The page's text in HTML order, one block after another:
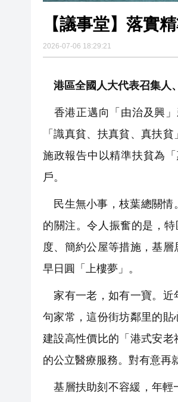
【議事堂】落實
2026-07-06 18:29:21
港區全國人大代表召集人
香港正邁向「由治及興」
「識真貧、扶真貧、真扶
施政報告中以精準扶貧為
戶。
民生無小事，枝葉總關情
的關注。令人振奮的是，
度、簡約公屋等措施，基
早日圓「上樓夢」。
家有一老，如有一寶。近
句家常，這份街坊鄰里的貼
建設高性價比的「港式安
的公立醫療服務。對有意再
基層扶助刻不容緩，年輕